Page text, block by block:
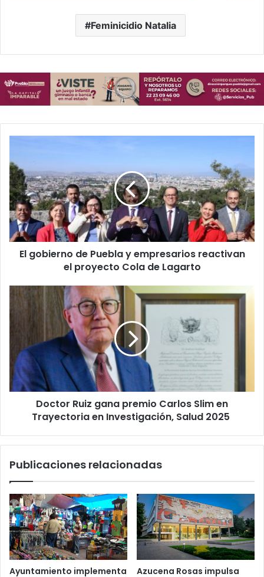
Feminicidio Natalia
de
Puebla
y
empresarios
reactivan
el
proyecto
ColaEl gobierno de Puebla y empresarios reactivan
el proyecto Cola de Lagarto
Doctor
Ruiz
gana
premio
Carlos
Slim
en
Trayectoria
en
Investigación,Doctor Ruiz gana premio Carlos Slim en
Trayectoria en Investigación, Salud 2025
Publicaciones relacionadas
Ayuntamiento implementa
Azucena Rosas impulsa